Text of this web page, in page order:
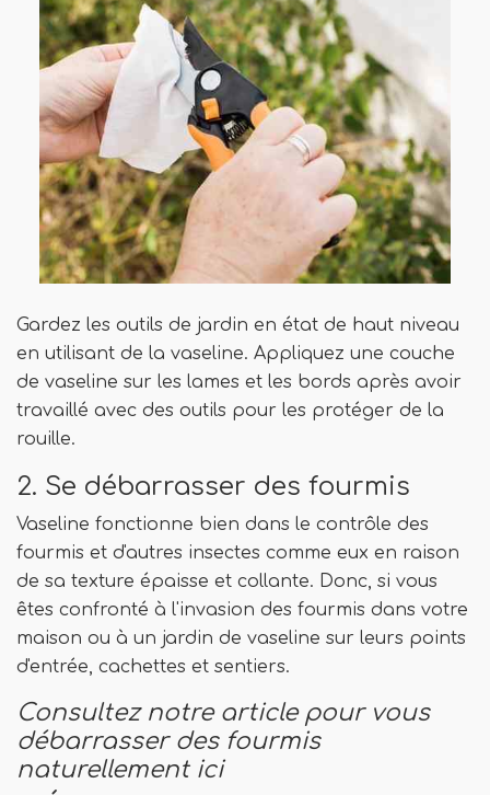
Gardez les outils de jardin en état de haut niveau
en utilisant de la vaseline. Appliquez une couche
de vaseline sur les lames et les bords après avoir
travaillé avec des outils pour les protéger de la
rouille.
2. Se débarrasser des fourmis
Vaseline fonctionne bien dans le contrôle des
fourmis et d'autres insectes comme eux en raison
de sa texture épaisse et collante. Donc, si vous
êtes confronté à l'invasion des fourmis dans votre
maison ou à un jardin de vaseline sur leurs points
d'entrée, cachettes et sentiers.
Consultez notre article pour vous
débarrasser des fourmis
naturellement ici